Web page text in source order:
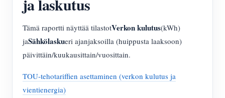
Tämä raportti näyttää tilastotVerkon kulutus(kWh)
jaSähkölaskueri ajanjaksoilla (huippusta laaksoon)
päivittäin/kuukausittain/vuosittain.
TOU-tehotariffien asettaminen (verkon kulutus ja
vientienergia)